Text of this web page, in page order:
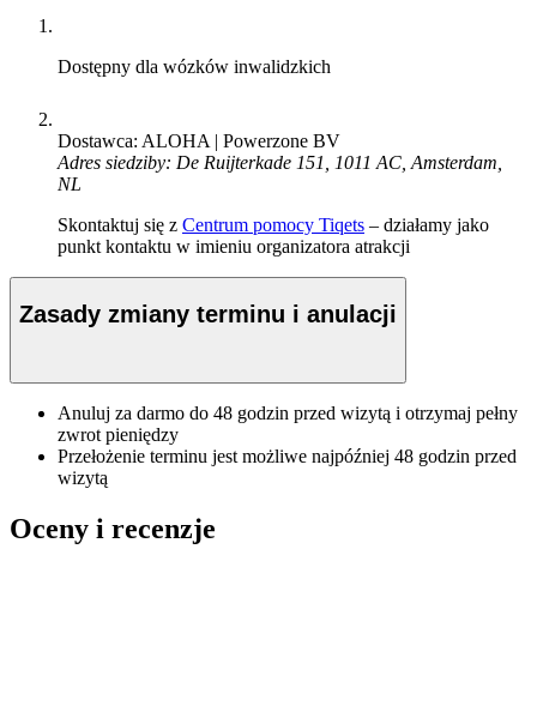
Dostępny dla wózków inwalidzkich
Dostawca: ALOHA | Powerzone BV
Adres siedziby: De Ruijterkade 151, 1011 AC, Amsterdam,
NL
Skontaktuj się z Centrum pomocy Tiqets – działamy jako
punkt kontaktu w imieniu organizatora atrakcji
Zasady zmiany terminu i anulacji
Anuluj za darmo do 48 godzin przed wizytą i otrzymaj pełny
zwrot pieniędzy
Przełożenie terminu jest możliwe najpóźniej 48 godzin przed
wizytą
Oceny i recenzje